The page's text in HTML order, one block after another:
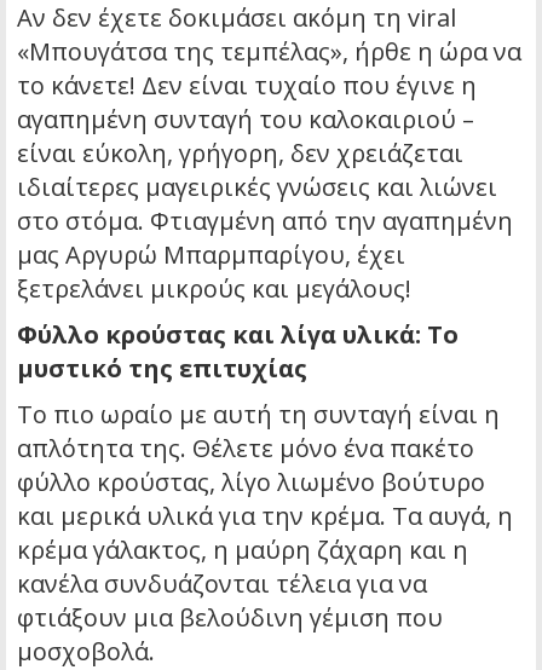
Αν δεν έχετε δοκιμάσει ακόμη τη viral
«Μπουγάτσα της τεμπέλας», ήρθε η ώρα να
το κάνετε! Δεν είναι τυχαίο που έγινε η
αγαπημένη συνταγή του καλοκαιριού –
είναι εύκολη, γρήγορη, δεν χρειάζεται
ιδιαίτερες μαγειρικές γνώσεις και λιώνει
στο στόμα. Φτιαγμένη από την αγαπημένη
μας Αργυρώ Μπαρμπαρίγου, έχει
ξετρελάνει μικρούς και μεγάλους!
Φύλλο κρούστας και λίγα υλικά: Το
μυστικό της επιτυχίας
Το πιο ωραίο με αυτή τη συνταγή είναι η
απλότητα της. Θέλετε μόνο ένα πακέτο
φύλλο κρούστας, λίγο λιωμένο βούτυρο
και μερικά υλικά για την κρέμα. Τα αυγά, η
κρέμα γάλακτος, η μαύρη ζάχαρη και η
κανέλα συνδυάζονται τέλεια για να
φτιάξουν μια βελούδινη γέμιση που
μοσχοβολά.